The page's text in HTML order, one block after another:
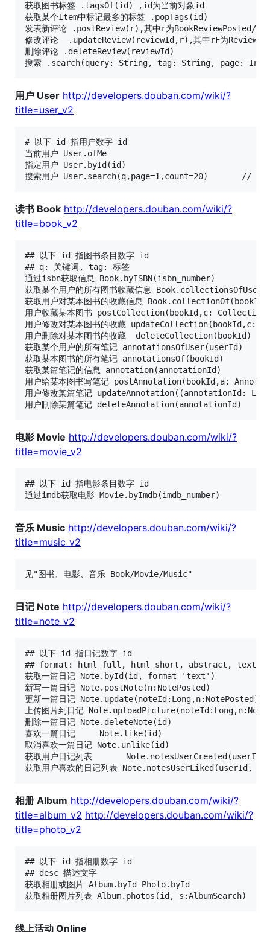
获取图书标签 .tagsOf(id) ,id为当前对象id
获取某个Item中标记最多的标签 .popTags(id)
发表新评论 .postReview(r),其中r为BookReviewPosted/
修改评论  .updateReview(reviewId,r),其中rF为
删除评论 .deleteReview(reviewId)
用户 User http://developers.douban.com/wiki/?
title=user_v2
# 以下 id 指用户数字 id
当前用户 User.ofMe
指定用户 User.byId(id)
读书 Book http://developers.douban.com/wiki/?
title=book_v2
## 以下 id 指图书条目数字 id
## q: 关键词, tag: 标签
通过isbn获取信息 Book.byISBN(isbn_number)
获取某个用户的所有图书收藏信息
获取用户对某本图书的收藏信息 Book.collectionOf(bookId)
用户收藏某本图书 postCollection(bookId,c:
用户修改对某本图书的收藏 updateCollection(bookId,c:
用户删除对某本图书的收藏  deleteCollection(bookId)
获取某个用户的所有笔记 annotationsOfUser(userId)
获取某本图书的所有笔记 annotationsOf(bookId)
获取某篇笔记的信息 annotation(annotationId)
用户给某本图书写笔记 postAnnotation(bookId,a:
用户修改某篇笔记 updateAnnotation((annotationId:
电影 Movie http://developers.douban.com/wiki/?
title=movie_v2
## 以下 id 指电影条目数字 id
音乐 Music http://developers.douban.com/wiki/?
title=music_v2
日记 Note http://developers.douban.com/wiki/?
title=note_v2
## 以下 id 指日记数字 id
## format: html_full, html_short, abstract, text，
获取一篇日记 Note.byId(id, format='text')
新写一篇日记 Note.postNote(n:NotePosted)
更新一篇日记 Note.update(noteId:Long,n:NotePosted)
上传图片到日记
删除一篇日记 Note.deleteNote(id)
喜欢一篇日记     Note.like(id)
取消喜欢一篇日记 Note.unlike(id)
获取用户日记列表
相册 Album http://developers.douban.com/wiki/?
title=album_v2 http://developers.douban.com/wiki/?
title=photo_v2
## 以下 id 指相册数字 id
## desc 描述文字
获取相册或图片 Album.byId Photo.byId
线上活动 Online